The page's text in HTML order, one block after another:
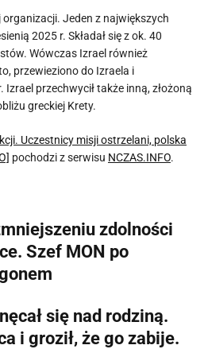
Jeden z największych
2025 r. Składał się z ok. 40
Wówczas Izrael również
przewieziono do Izraela i
przechwycił także inną, złożoną
greckiej Krety.
Uczestnicy misji ostrzelani, polska
pochodzi z serwisu NCZAS.INFO.
zdolności
Szef MON po
się nad rodziną.
i groził, że go zabije.